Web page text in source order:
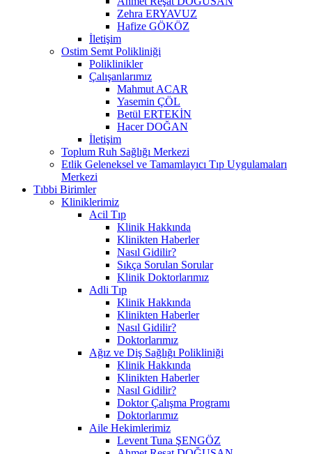
Zehra ERYAVUZ
Hafize GÖKÖZ
İletişim
Ostim Semt Polikliniği
Poliklinikler
Çalışanlarımız
Mahmut ACAR
Yasemin ÇÖL
Betül ERTEKİN
Hacer DOĞAN
İletişim
Toplum Ruh Sağlığı Merkezi
Etlik Geleneksel ve Tamamlayıcı Tıp Uygulamaları
Merkezi
Tıbbi Birimler
Kliniklerimiz
Acil Tıp
Klinik Hakkında
Klinikten Haberler
Nasıl Gidilir?
Sıkça Sorulan Sorular
Klinik Doktorlarımız
Adli Tıp
Klinik Hakkında
Klinikten Haberler
Nasıl Gidilir?
Doktorlarımız
Ağız ve Diş Sağlığı Polikliniği
Klinik Hakkında
Klinikten Haberler
Nasıl Gidilir?
Doktor Çalışma Programı
Doktorlarımız
Aile Hekimlerimiz
Levent Tuna ŞENGÖZ